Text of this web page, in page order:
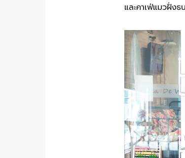
และคาเฟ่แมวฝั่งธ